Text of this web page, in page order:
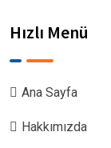
Hızlı Menü
Ana Sayfa
Hakkımızda